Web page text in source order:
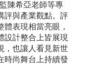
陳希亞老師等專
評與產業觀點。評
表現相當亮眼，
設計整合上皆展現
，也讓人看見新世
時尚舞台上持續發